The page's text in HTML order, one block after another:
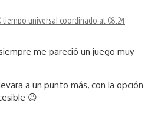
tiempo universal coordinado at 08:24
me pareció un juego muy
a un punto más, con la opción
😉